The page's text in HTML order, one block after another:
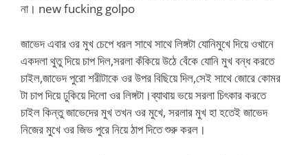
না। new fucking golpo
জাভেদ এবার ওর মুখ চেপে ধরল সাথে সাথে লিঙ্গটা যোনিমুখে দিয়ে ওখানে
একদলা থুতু দিয়ে চাপ দিল,সরলা কঁকিয়ে উঠে বেঁকে যোনি মুখ বন্ধ করতে
চাইল,জাভেদ পুরো শরীটাকে ওর উপর বিছিয়ে দিল,সেই সাথে জোরে কোমর
টা চাপ দিয়ে ঢুকিয়ে দিলো ওর লিঙ্গটা।ব্যাথায় ভয়ে সরলা চিৎকার করতে
চাইল কিন্তু জাভেদের মুখ তখন ওর মুখে, সরলার মুখ হা হতেই জাভেদ
নিজের মুখে ওর জিভ পুরে নিয়ে ঠাপ দিতে শুরু করল।